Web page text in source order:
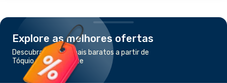
Explore as melhores ofertas
Descubra os voos mais baratos a partir de
Tóquio para Hakodate